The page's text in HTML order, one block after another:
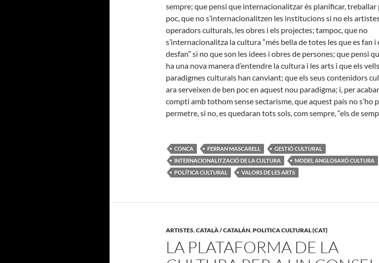
sempre; que pensi que internacionalitzar és planificar, treballar
poc, que no s’internacionalitzen les institucions si no els
operadors culturals, les obres i els projectes; tampoc, que no
s’internacionalitza la cultura “més bella de totes les que es fan i
desfan” si no que son les idees i obres de persones; que pensi
ha una nova manera d’entendre la cultura i les arts i que els vells
paradigmes culturals han canviant; que els seus contenidors
ara serveixen de ben poc en aquest nou paradigma; i, per
compti amb tothom sense sectarisme, que aquest país no s’ho
permetre, si no, es quedaran tots sols, com sempre, “els de
CONCA FERRAN MASCARELL
GESTIÓ CULTURAL
INTERNACIONALITZACIÓ DE LA CULTURA
MODEL ANGLOSAXÓ CULTURA
POLÍTICA CULTURAL
VALORS DE LES ARTS
ARTISTES,CATALÀ / CATALÁN,POLITICA CULTURAL (CAT)
LA PLATAFORMA DE LA